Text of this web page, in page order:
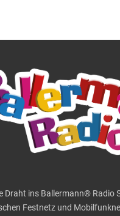
Draht ins Ballermann® Radio
Festnetz und